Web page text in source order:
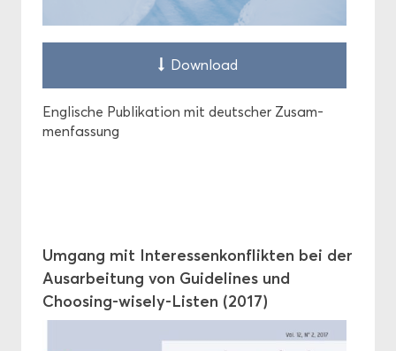
Down­load
Eng­li­sche Pu­bli­ka­ti­on mit deut­scher Zu­sam­
men­fas­sung
Um­gang mit In­ter­es­sen­kon­flik­ten bei der
Aus­ar­bei­tung von Gui­de­li­nes und
Choosing-​wisely-Listen (2017)